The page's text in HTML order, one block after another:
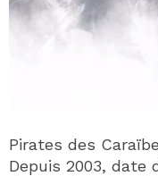
Pirates des
Depuis 2003, date